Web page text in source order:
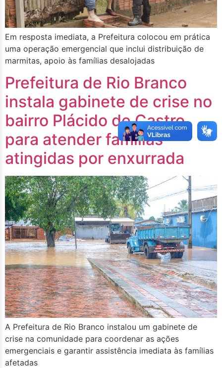
Em resposta imediata, a Prefeitura colocou em prática
uma operação emergencial que inclui distribuição de
marmitas, apoio às famílias desalojadas
Prefeitura de Rio Branco
instala gabinete de crise no
bairro Plácido de Castro
para atender famílias
atingidas por enxurrada
A Prefeitura de Rio Branco instalou um gabinete de
crise na comunidade para coordenar as ações
emergenciais e garantir assistência imediata às famílias
afetadas